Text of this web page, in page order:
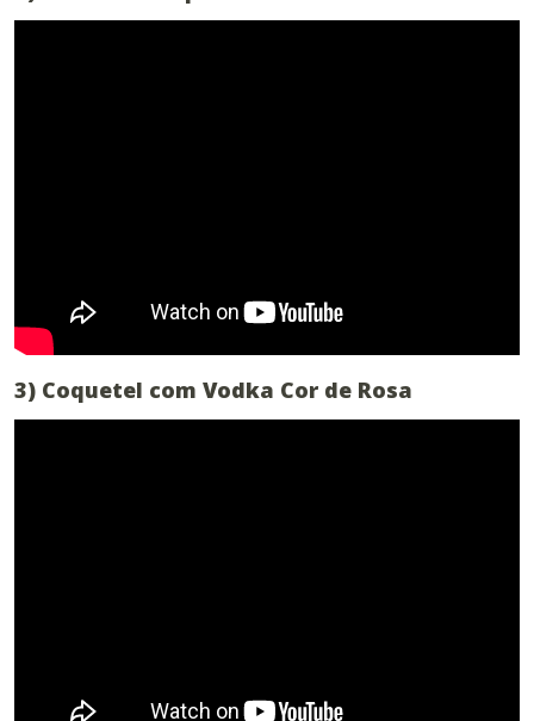
3) Coquetel com Vodka Cor de Rosa